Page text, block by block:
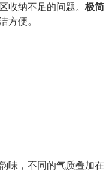
收纳不足的问题。 极简
方便。
味，不同的气质叠加在